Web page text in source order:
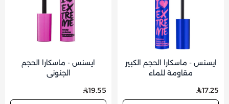
ايسنس - ماسكارا الحجم الكبير
مقاومة للماء
17.25
ايسنس - ماسكارا الحجم
الجنوني
19.55